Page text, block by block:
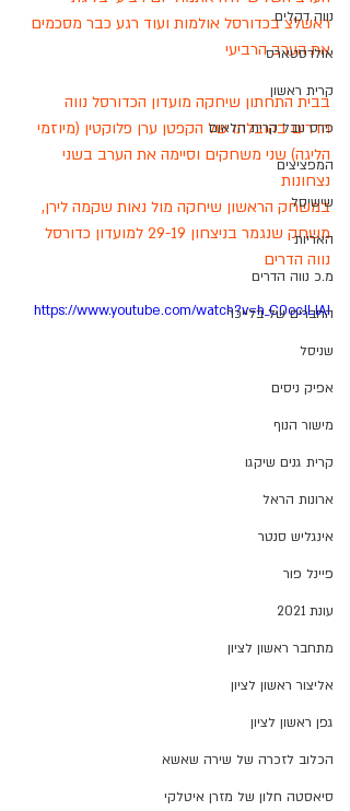
נווה דקלים
אולדסטארס
קרית ראשון
פרס נובל קרית הלאום
המפציצים
שישיסל
האריות
מ.כ נווה הדרים
החברים של בלייכר
שניסל
אפיק ניסים
מישור הנוף
קרית גנים שיקגו
ארונות הראל
אינגליש סנטר
פיינל פור
עונת 2021
מתחבר ראשון לציון
אליצור ראשון לציון
גפן ראשון לציון
הכלוב לזכרה של שירה שאשא
סיאסטה חלון של מזרן איטלקי
ראשלצ בכדורסל אולמות ועוד רגע כבר מסכמים
את הערב הרביעי
בבית התחתון שיחקה מועדון הכדורסל נווה
הדרים בהובלתו של הקפטן ערן פלוקטין (מיוזמי
הליגה) שני משחקים וסיימה את הערב בשני
נצחונות
במשחק הראשון שיחקה מול נאות שקמה לירן,
משחק שנגמר בניצחון 29-19 למועדון כדורסל
נווה הדרים
https://www.youtube.com/watch?v=h_C0ocJLlAI